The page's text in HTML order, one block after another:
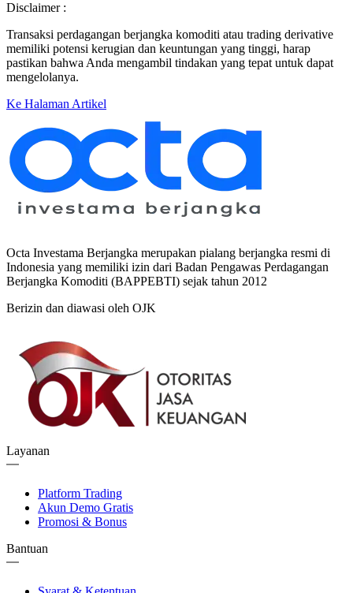
Disclaimer :
Transaksi perdagangan berjangka komoditi atau trading derivative
memiliki potensi kerugian dan keuntungan yang tinggi, harap
pastikan bahwa Anda mengambil tindakan yang tepat untuk dapat
mengelolanya.
Ke Halaman Artikel
Octa Investama Berjangka merupakan pialang berjangka resmi di
Indonesia yang memiliki izin dari Badan Pengawas Perdagangan
Berjangka Komoditi (BAPPEBTI) sejak tahun 2012
Berizin dan diawasi oleh OJK
Layanan
Platform Trading
Akun Demo Gratis
Promosi & Bonus
Bantuan